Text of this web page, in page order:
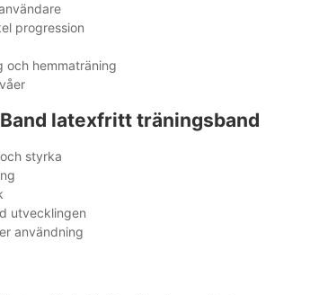
progression
och hemmaträning
latexfritt träningsband
styrka
utvecklingen
användning